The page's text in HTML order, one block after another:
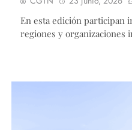
En esta edición participan
regiones y organizaciones